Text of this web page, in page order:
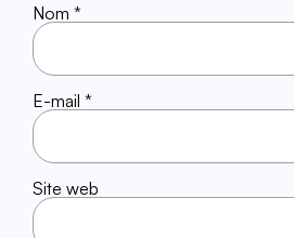
Nom *
E-mail *
Site web